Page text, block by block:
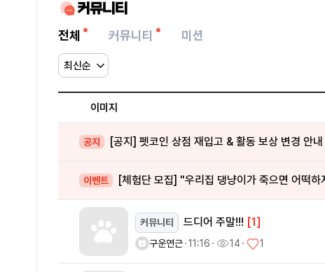
커뮤니티
전체 커뮤니티 미션
이미지
공지 [공지] 펫코인 상점 재입고 & 활동 보상 변경 안내
이벤트 [체험단 모집] "우리집 댕냥이가 죽으면 어떡하
커뮤니티 드디어 주말!!! [1]
구운연근ㆍ11:16ㆍ 14ㆍ 1